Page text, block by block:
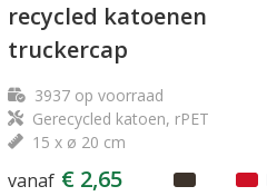
recycled katoenen
truckercap
3937 op voorraad
Gerecycled katoen, rPET
15 x ø 20 cm
vanaf € 2,65